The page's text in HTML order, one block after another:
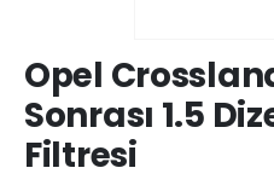
Opel
Sonrası 1.5
Filtresi